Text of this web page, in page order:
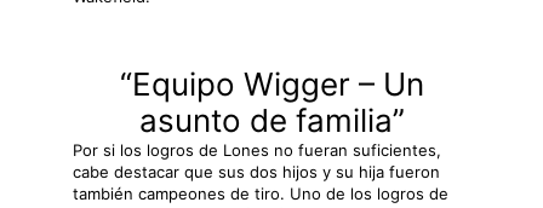
“Equipo Wigger – Un
asunto de familia”
Por si los logros de Lones no fueran suficientes,
cabe destacar que sus dos hijos y su hija fueron
también campeones de tiro. Uno de los logros de